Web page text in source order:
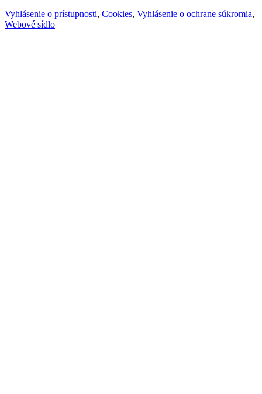
Vyhlásenie o prístupnosti, Cookies, Vyhlásenie o ochrane súkromia,
Webové sídlo